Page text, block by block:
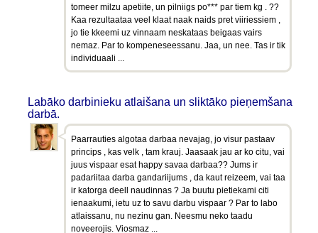
tomeer milzu apetiite, un pilniigs po*** par tiem kg . ??
Kaa rezultaataa veel klaat naak naids pret viiriessiem ,
jo tie kkeemi uz vinnaam neskataas beigaas vairs
nemaz. Par to kompeneseessanu. Jaa, un nee. Tas ir tik
individuaali ...
Labāko darbinieku atlaišana un sliktāko pieņemšana
darbā.
Paarrauties algotaa darbaa nevajag, jo visur pastaav
princips , kas velk , tam krauj. Jaasaak jau ar ko citu, vai
juus vispaar esat happy savaa darbaa?? Jums ir
padariitaa darba gandariijums , da kaut reizeem, vai taa
ir katorga deell naudinnas ? Ja buutu pietiekami citi
ienaakumi, ietu uz to savu darbu vispaar ? Par to labo
atlaissanu, nu nezinu gan. Neesmu neko taadu
noveerojis. Viosmaz ...